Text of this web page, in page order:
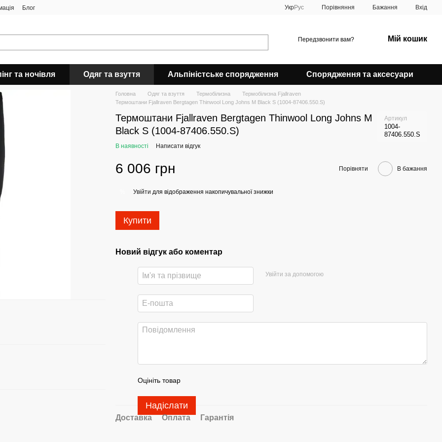
Блог УкрРус Порівняння Бажання Вхід
Передзвонити вам? Мій кошик
та ночівля Одяг та взуття Альпіністське спорядження Спорядження та аксесуари
Головна Одяг та взуття Термобілизна
Термобілизна Fjallraven
Термоштани Fjallraven Bergtagen Thinwool Long Johns M Black S (1004-87406.550.S)
Термоштани Fjallraven Bergtagen Thinwool Long Johns M
Black S (1004-87406.550.S)
Артикул
1004-
87406.550.S
В наявності Написати відгук
6 006 грн Порівняти В бажання
Увійти для відображення накопичувальної знижки
Купити
Новий відгук або коментар
Увійти за допомогою
Оцініть товар
Надіслати
Доставка Оплата Гарантія